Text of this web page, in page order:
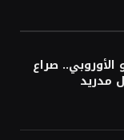
صراع
مدريد